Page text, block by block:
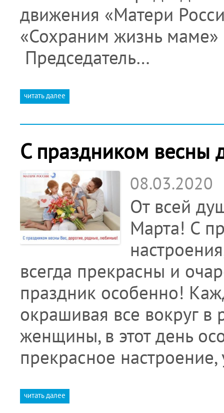
движения «Матери
«Сохраним жизнь маме»
Председатель…
читать далее
С праздником весны
08.03.2020
От всей
Марта! С
всегда прекрасны и
праздник особенно!
окрашивая все вокруг
женщины, в этот день
прекрасное
читать далее